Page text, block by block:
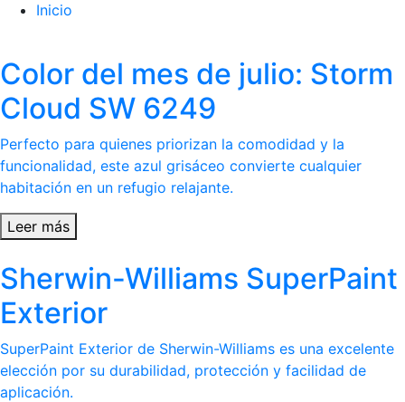
Inicio
Color del mes de julio: Storm
Cloud SW 6249
Perfecto para quienes priorizan la comodidad y la
funcionalidad, este azul grisáceo convierte cualquier
habitación en un refugio relajante.
Leer más
Sherwin-Williams SuperPaint
Exterior
SuperPaint Exterior de Sherwin-Williams es una excelente
elección por su durabilidad, protección y facilidad de
aplicación.